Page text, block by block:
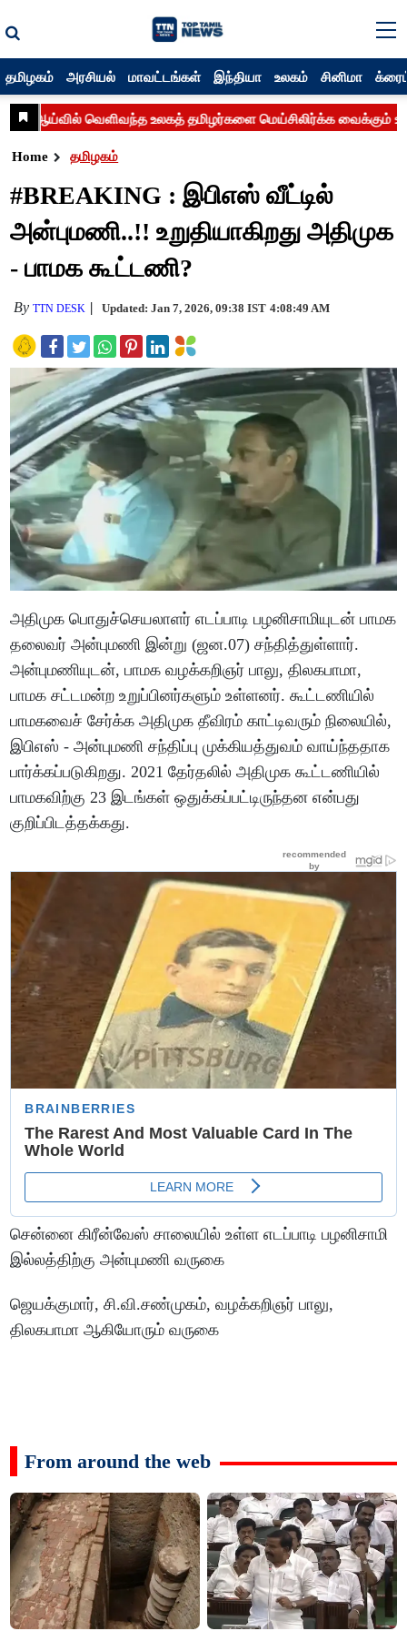
தமிழகம் அரசியல் மாவட்டங்கள் இந்தியா உலகம் சினிமா
Home தமிழகம்
#BREAKING : இபிஎஸ் வீட்டில்
அன்புமணி..!! உறுதியாகிறது அதிமுக
- பாமக கூட்டணி?
ByTTN DESK Updated: Jan 7, 2026, 09:38 IST 4:08:49 AM
அதிமுக பொதுச்செயலாளர் எடப்பாடி பழனிசாமியுடன் பாமக
தலைவர் அன்புமணி இன்று (ஜன.07) சந்தித்துள்ளார்.
அன்புமணியுடன், பாமக வழக்கறிஞர் பாலு, திலகபாமா,
பாமக சட்டமன்ற உறுப்பினர்களும் உள்ளனர். கூட்டணியில்
பாமகவைச் சேர்க்க அதிமுக தீவிரம் காட்டிவரும் நிலையில்,
இபிஎஸ் - அன்புமணி சந்திப்பு முக்கியத்துவம் வாய்ந்ததாக
பார்க்கப்படுகிறது. 2021 தேர்தலில் அதிமுக கூட்டணியில்
பாமகவிற்கு 23 இடங்கள் ஒதுக்கப்பட்டிருந்தன என்பது
குறிப்பிடத்தக்கது.
சென்னை கிரீன்வேஸ் சாலையில் உள்ள எடப்பாடி பழனிசாமி
இல்லத்திற்கு அன்புமணி வருகை
ஜெயக்குமார், சி.வி.சண்முகம், வழக்கறிஞர் பாலு,
திலகபாமா ஆகியோரும் வருகை
From around the web